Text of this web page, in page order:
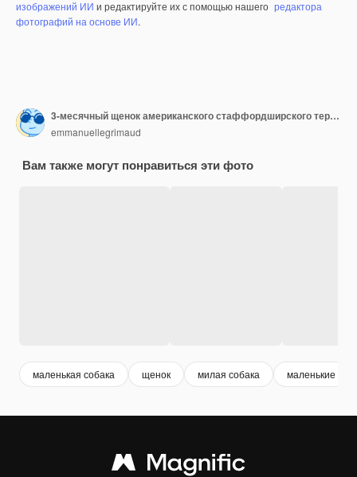
изображений ИИ и редактируйте их с помощью нашего редактора
фотографий на основе ИИ.
3-месячный щенок американского стаффордширского терьера изолирован
emmanuellegrimaud
Вам также могут понравиться эти фото
маленькая собака щенок милая собака маленькие